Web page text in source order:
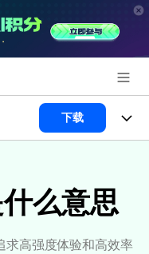
下载
么意思
求高强度体验和高效率